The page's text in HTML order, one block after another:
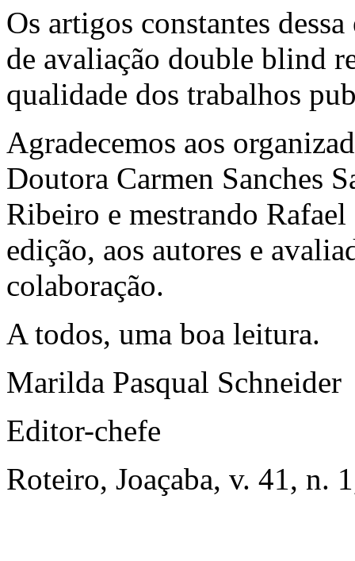
Os artigos constantes
de avaliação double blind
qualidade dos trabalhos
Agradecemos aos
Doutora Carmen Sanches
Ribeiro e mestrando Rafael
edição, aos autores e
colaboração.
A todos, uma boa leitura.
Marilda Pasqual Schneider
Editor-chefe
Roteiro, Joaçaba, v. 41, n.